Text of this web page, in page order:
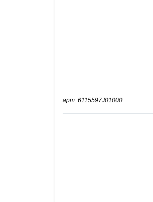
арт: 6115597J01000